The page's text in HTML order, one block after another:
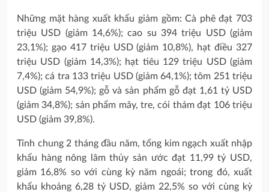
Những mặt hàng xuất khẩu giảm gồm: Cà phê đạt 703
triệu USD (giảm 14,6%); cao su 394 triệu USD (giảm
23,1%); gạo 417 triệu USD (giảm 10,8%), hạt điều 327
triệu USD (giảm 14,3%); hạt tiêu 129 triệu USD (giảm
7,4%); cá tra 133 triệu USD (giảm 64,1%); tôm 251 triệu
USD (giảm 54,9%); gỗ và sản phẩm gỗ đạt 1,61 tỷ USD
(giảm 34,8%); sản phẩm mây, tre, cói thảm đạt 106 triệu
USD (giảm 39,8%).
Tính chung 2 tháng đầu năm, tổng kim ngạch xuất nhập
khẩu hàng nông lâm thủy sản ước đạt 11,99 tỷ USD,
giảm 16,8% so với cùng kỳ năm ngoái; trong đó, xuất
khẩu khoảng 6,28 tỷ USD, giảm 22,5% so với cùng kỳ